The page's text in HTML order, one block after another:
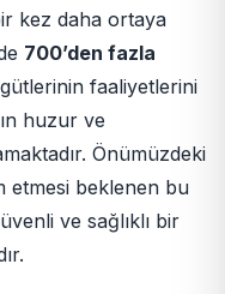
kez daha ortaya
700’den fazla
faaliyetlerini
huzur ve
Önümüzdeki
etmesi beklenen bu
ve sağlıklı bir